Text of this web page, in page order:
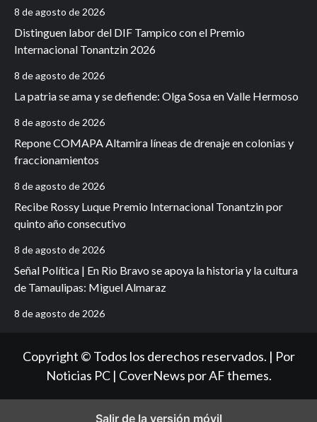
8 de agosto de 2026
Distinguen labor del DIF Tampico con el Premio
Internacional Tonantzin 2026
8 de agosto de 2026
La patria se ama y se defiende: Olga Sosa en Valle Hermoso
8 de agosto de 2026
Repone COMAPA Altamira líneas de drenaje en colonias y
fraccionamientos
8 de agosto de 2026
Recibe Rossy Luque Premio Internacional Tonantzin por
quinto año consecutivo
8 de agosto de 2026
Señal Política | En Rio Bravo se apoya la historia y la cultura
de Tamaulipas: Miguel Almaraz
8 de agosto de 2026
Copyright © Todos los derechos reservados. | Por
Noticias PC | CoverNews por AF themes.
Salir de la versión móvil